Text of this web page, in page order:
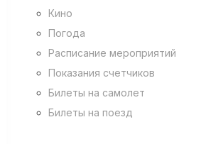
Кино
Погода
Расписание мероприятий
Показания счетчиков
Билеты на самолет
Билеты на поезд